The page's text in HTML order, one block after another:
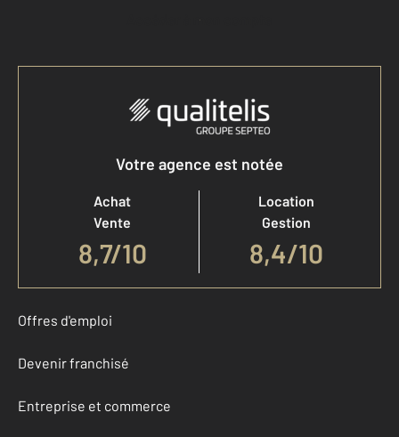
Accéder à mon compte
Votre agence est notée
Achat
Vente
8,7/10
Location
Gestion
8,4/10
Offres d'emploi
Devenir franchisé
Entreprise et commerce